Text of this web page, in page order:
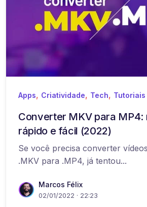
Apps, Criatividade, Tech, Tutoriais
Converter MKV para MP4:
rápido e fácil (2022)
Se você precisa converter
.MKV para .MP4, já tentou...
Marcos Félix
02/01/2022 · 22:23